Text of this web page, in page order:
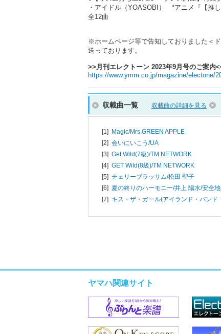
・アイドル（YOASOBI） *アニメ『【推
全12曲
※ホームページ等で告知しておりました＜
送っております。
>>月刊エレクトーン 2023年9月号のご案内
https://www.ymm.co.jp/magazine/electone/
収載曲一覧 収載曲の詳細を見る
[1] Magic/Mrs.GREEN APPLE
[2] 会いにいこう/UA
[3] Get Wild(7級)/TM NETWORK
[4] GET Wild(8級)/TM NETWORK
[5] チェリーブラッサム/松田 聖子
[6] 夏の終りのハーモニー/井上 陽水/安全
[7] キス・ザ・ガール(アイランド・バンド
ヤマハ関連サイト